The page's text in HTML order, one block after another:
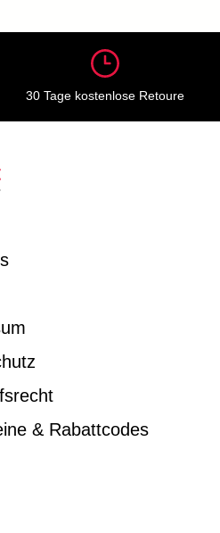
30 Tage kostenlose Retoure
& Rabattcodes